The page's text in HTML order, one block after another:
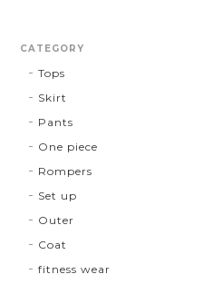
CATEGORY
Tops
Skirt
Pants
One piece
Rompers
Set up
Outer
Coat
fitness wear